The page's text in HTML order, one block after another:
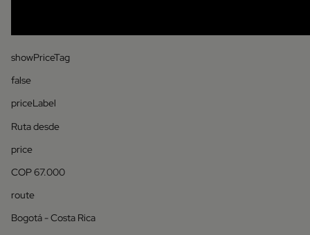
showPriceTag
false
priceLabel
Ruta desde
price
COP 67.000
route
Bogotá - Costa Rica